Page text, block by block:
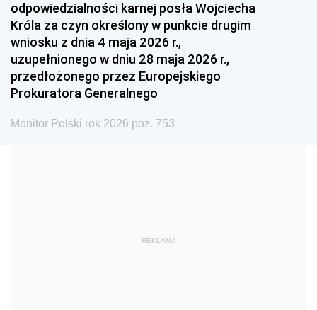
1987 1986 1985
1984 1983
1981 1980 1979
1978 1977
1975 1974
1959
odpowiedzialności karnej posła Wojciecha
Króla za czyn określony w punkcie drugim
wniosku z dnia 4 maja 2026 r.,
uzupełnionego w dniu 28 maja 2026 r.,
przedłożonego przez Europejskiego
Prokuratora Generalnego
Monitor Polski rok 2026 poz. 753
REKLAMA